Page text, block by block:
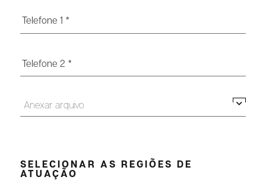
Anexar arquivo
SELECIONAR AS REGIÕES DE
ATUAÇÃO